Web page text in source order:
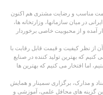
مناسب و رضایت مشتری هم اکنون
در میان سازمانها، وزارتخانه ها،
و از محبوبیت خاصی برخوردار
از نظر کیفیت و قیمت قابل رقابت با
که بهترین تولید کننده در صنایع
اما افتخار می کنیم که بهترین ها
و مدارک، برگزاری سمینار و همایش
گزینه های محافل علمی، آموزشی و